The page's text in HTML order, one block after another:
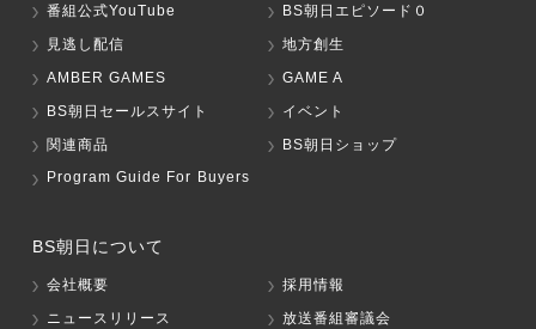
番組公式YouTube
BS朝日エピソード０
見逃し配信
地方創生
AMBER GAMES
GAME A
BS朝日セールスサイト
イベント
関連商品
BS朝日ショップ
Program Guide For Buyers
BS朝日について
会社概要
採用情報
ニュースリリース
放送番組審議会